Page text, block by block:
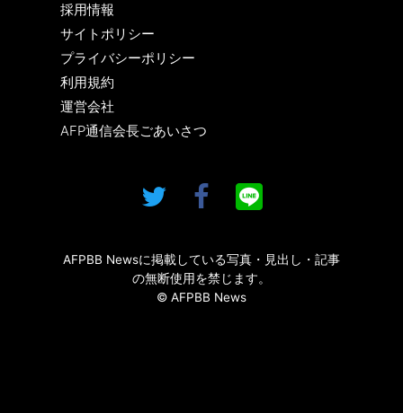
採用情報
サイトポリシー
プライバシーポリシー
利用規約
運営会社
AFP通信会長ごあいさつ
AFPBB Newsに掲載している写真・見出し・記事
の無断使用を禁じます。
© AFPBB News